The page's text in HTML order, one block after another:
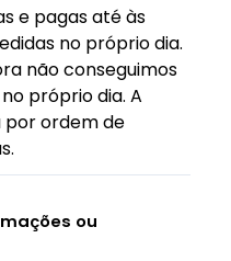
e pagas até às
no próprio dia.
não conseguimos
próprio dia. A
por ordem de
ou